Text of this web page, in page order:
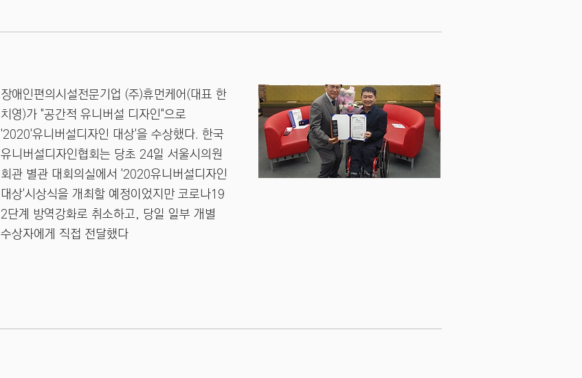
장애인편의시설전문기업 (주)휴먼케어(대표 한
치영)가 "공간적 유니버설 디자인"으로
'2020'유니버설디자인 대상'을 수상했다. 한국
유니버설디자인협회는 당초 24일 서울시의원
회관 별관 대회의실에서 '2020유니버설디자인
대상'시상식을 개최할 예정이었지만 코로나19
2단계 방역강화로 취소하고, 당일 일부 개별
수상자에게 직접 전달했다